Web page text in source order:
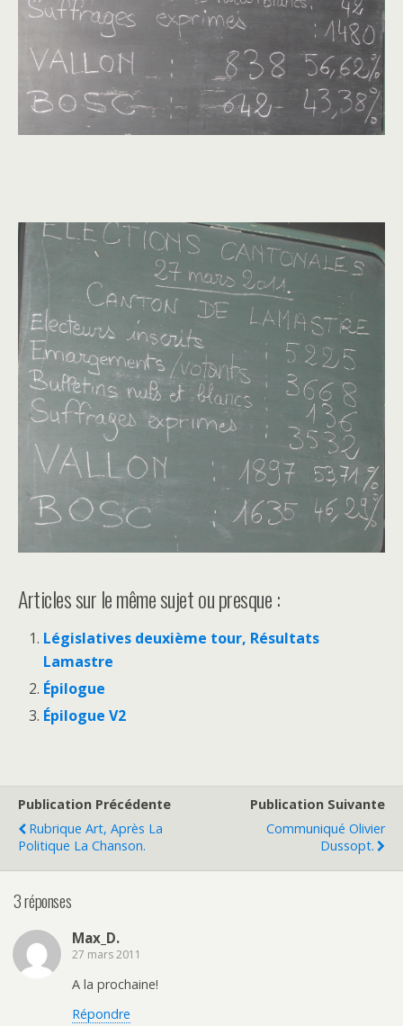
Articles sur le même sujet ou presque :
Législatives deuxième tour, Résultats
Lamastre
Épilogue
Épilogue V2
Publication Précédente
Rubrique Art, Après La
Politique La Chanson.
Publication Suivante
Communiqué Olivier
Dussopt.
3 réponses
Max_D.
27 mars 2011
A la prochaine!
Répondre